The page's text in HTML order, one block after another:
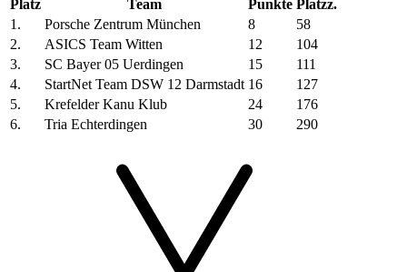
Platz Team Punkte Platzz.
1.
Porsche Zentrum München 8
58
2.
ASICS Team Witten 12
104
3.
SC Bayer 05 Uerdingen 15
111
4.
StartNet Team DSW 12 Darmstadt 16
127
5.
Krefelder Kanu Klub 24
176
6.
Tria Echterdingen 30 290